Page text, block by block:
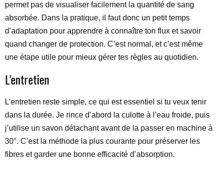
permet pas de visualiser facilement la quantité de sang
absorbée. Dans la pratique, il faut donc un petit temps
d’adaptation pour apprendre à connaître ton flux et savoir
quand changer de protection. C’est normal, et c’est même
une étape utile pour mieux gérer tes règles au quotidien.
L’entretien
L’entretien reste simple, ce qui est essentiel si tu veux tenir
dans la durée. Je rince d’abord la culotte à l’eau froide, puis
j’utilise un savon détachant avant de la passer en machine à
30°. C’est la méthode la plus courante pour préserver les
fibres et garder une bonne efficacité d’absorption.